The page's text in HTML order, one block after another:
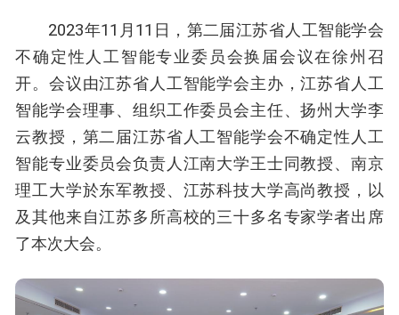
2023年11月11日，第二届江苏省人工智能学会
不确定性人工智能专业委员会换届会议在徐州召
开。会议由江苏省人工智能学会主办，江苏省人工
智能学会理事、组织工作委员会主任、扬州大学李
云教授，第二届江苏省人工智能学会不确定性人工
智能专业委员会负责人江南大学王士同教授、南京
理工大学於东军教授、江苏科技大学高尚教授，以
及其他来自江苏多所高校的三十多名专家学者出席
了本次大会。